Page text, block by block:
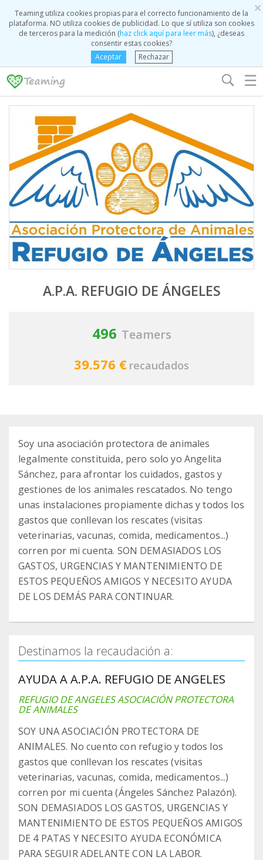
×
Teaming utiliza cookies propias para el correcto funcionamiento de la
plataforma. NO utiliza cookies de publicidad. Lo que sí utiliza son cookies
de terceros para la medición (haz click aquí para leer más), ¿deseas
consentir estas cookies?
Aceptar
Rechazar
☰
A.P.A. REFUGIO DE ÁNGELES
496 Teamers
39.576 € recaudados
Soy una asociación protectora de animales
legalmente constituida, pero solo yo Angelita
Sánchez, para afrontar los cuidados, gastos y
gestiones de los animales rescatados. No tengo
unas instalaciones propiamente dichas y todos los
gastos que conllevan los rescates (visitas
veterinarias, vacunas, comida, medicamentos...)
corren por mi cuenta. SON DEMASIADOS LOS
GASTOS, URGENCIAS Y MANTENIMIENTO DE
ESTOS PEQUEÑOS AMIGOS Y NECESITO AYUDA
DE LOS DEMÁS PARA CONTINUAR.
Destinamos la recaudación a:
AYUDA A A.P.A. REFUGIO DE ANGELES
REFUGIO DE ANGELES ASOCIACIÓN PROTECTORA
DE ANIMALES
SOY UNA ASOCIACIÓN PROTECTORA DE
ANIMALES. No cuento con refugio y todos los
gastos que conllevan los rescates (visitas
veterinarias, vacunas, comida, medicamentos...)
corren por mi cuenta (Ángeles Sánchez Palazón).
SON DEMASIADOS LOS GASTOS, URGENCIAS Y
MANTENIMIENTO DE ESTOS PEQUEÑOS AMIGOS
DE 4 PATAS Y NECESITO AYUDA ECONÓMICA
PARA SEGUIR ADELANTE CON LA LABOR.